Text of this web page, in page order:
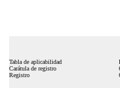
Tabla de aplicabilidad
Carátula de registro
Registro